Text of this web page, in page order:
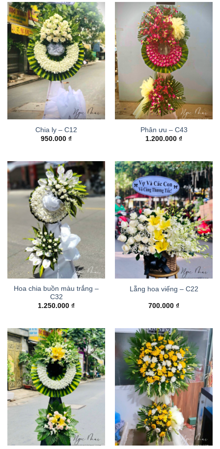
Chia ly – C12
950.000 ₫
Phân ưu – C43
1.200.000 ₫
Hoa chia buồn màu trắng –
C32
1.250.000 ₫
Lẵng hoa viếng – C22
700.000 ₫